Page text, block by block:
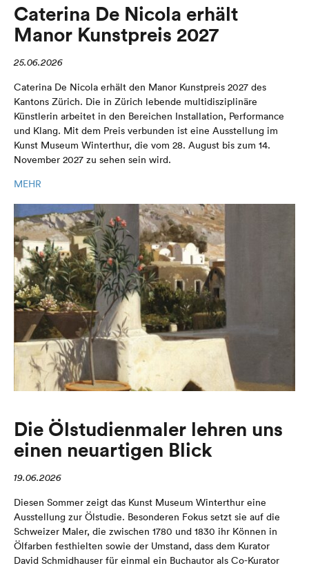
Caterina De Nicola erhält
Manor Kunstpreis 2027
25.06.2026
Caterina De Nicola erhält den Manor Kunstpreis 2027 des
Kantons Zürich. Die in Zürich lebende multidisziplinäre
Künstlerin arbeitet in den Bereichen Installation, Performance
und Klang. Mit dem Preis verbunden ist eine Ausstellung im
Kunst Museum Winterthur, die vom 28. August bis zum 14.
November 2027 zu sehen sein wird.
MEHR
Die Ölstudienmaler lehren uns
einen neuartigen Blick
19.06.2026
Diesen Sommer zeigt das Kunst Museum Winterthur eine
Ausstellung zur Ölstudie. Besonderen Fokus setzt sie auf die
Schweizer Maler, die zwischen 1780 und 1830 ihr Können in
Ölfarben festhielten sowie der Umstand, dass dem Kurator
David Schmidhauser für einmal ein Buchautor als Co-Kurator